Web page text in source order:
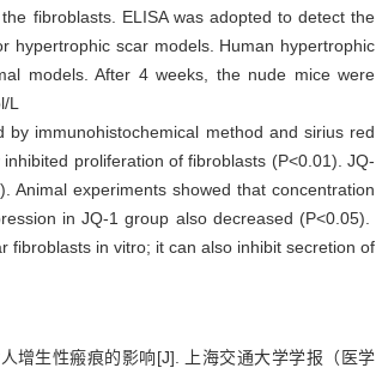
fibroblasts. ELISA was adopted to detect the
scar models. Human hypertrophic
models. After 4 weeks, the nude mice were
L
immunohistochemical method and sirius red
proliferation of fibroblasts (P<0.01). JQ-
experiments showed that concentration
in JQ-1 group also decreased (P<0.05).
in vitro; it can also inhibit secretion of
增生性瘢痕的影响[J]. 上海交通大学学报（医学